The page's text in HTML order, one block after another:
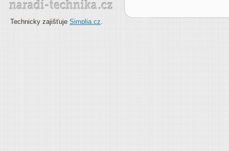
Technicky zajišťuje Simplia.cz.